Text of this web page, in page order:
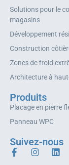
Solutions pour le
magasins
Développement
Construction
Zones de froid
Architecture à
Produits
Placage en pierre
Panneau WPC
Suivez-nous